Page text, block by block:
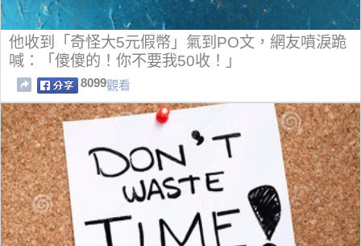
他收到「奇怪大5元假幣」氣到PO文，網友噴淚跪
喊：「傻傻的！你不要我50收！」
8099觀看